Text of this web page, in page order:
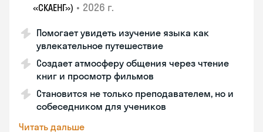
«СКАЕНГ») • 2026 г.
Помогает увидеть изучение языка как
увлекательное путешествие
Создает атмосферу общения через чтение
книг и просмотр фильмов
Становится не только преподавателем, но и
собеседником для учеников
Читать дальше